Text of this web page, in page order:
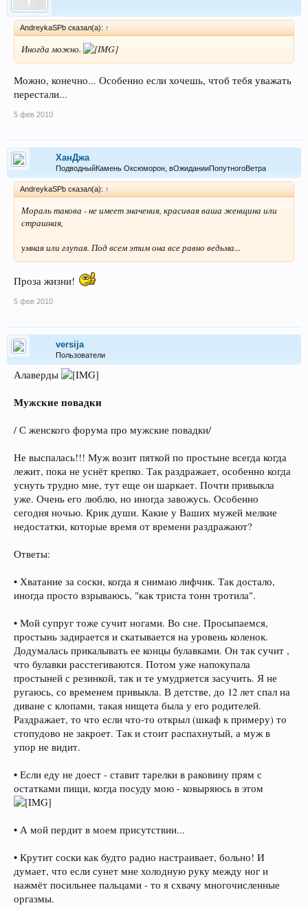
AndreykaSPb сказал(а): ↑
Иногда можно.
Можно, конечно... Особенно если хочешь, чтоб тебя уважать
перестали...
5 фев 2010
ХанДжа
ПодводныйКамень Оксюморон, вОжиданииПопутногоВетра
AndreykaSPb сказал(а): ↑
Мораль такова - не имеет значения, красивая ваша женщина или
страшная,
умная или глупая. Под всем этим она все равно ведьма...
Проза жизни!
5 фев 2010
versija
Пользователи
Алаверды
Мужские повадки
/ С женского форума про мужские повадки/
Не выспалась!!! Муж возит пяткой по простыне всегда когда
лежит, пока не уснёт крепко. Так раздражает, особенно когда
уснуть трудно мне, тут еще он шаркает. Почти привыкла
уже. Очень его люблю, но иногда завожусь. Особенно
сегодня ночью. Крик души. Какие у Ваших мужей мелкие
недостатки, которые время от времени раздражают?
Ответы:
• Хватание за соски, когда я снимаю лифчик. Так достало,
иногда просто взрываюсь, "как триста тонн тротила".
• Мой супруг тоже сучит ногами. Во сне. Просыпаемся,
простынь задирается и скатывается на уровень коленок.
Додумалась прикалывать ее концы булавками. Он так сучит ,
что булавки расстегиваются. Потом уже напокупала
простыней с резинкой, так и те умудряется засучить. Я не
ругаюсь, со временем привыкла. В детстве, до 12 лет спал на
диване с клопами, такая нищета была у его родителей.
Раздражает, то что если что-то открыл (шкаф к примеру) то
стопудово не закроет. Так и стоит распахнутый, а муж в
упор не видит.
• Если еду не доест - ставит тарелки в раковину прям с
остатками пищи, когда посуду мою - ковыряюсь в этом
• А мой пердит в моем присутствии...
• Крутит соски как будто радио настраивает, больно! И
думает, что если сунет мне холодную руку между ног и
нажмёт посильнее пальцами - то я схвачу многочисленные
оргазмы.